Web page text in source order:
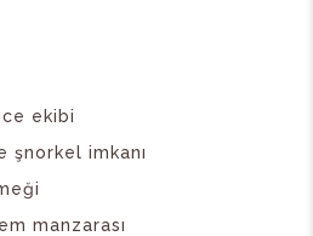
ekibi
şnorkel imkanı
manzarası